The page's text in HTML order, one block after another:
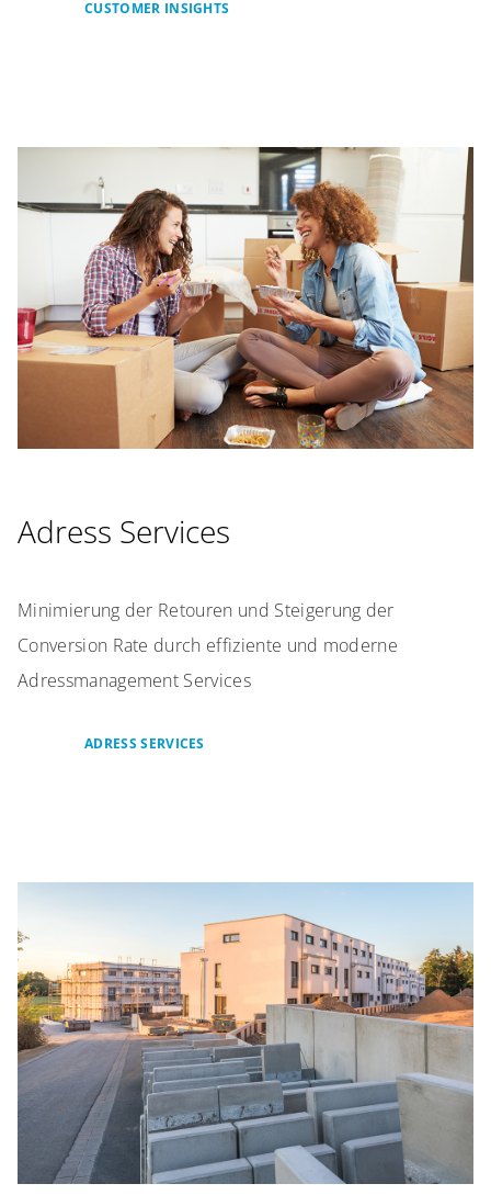
CUSTOMER INSIGHTS
Adress Services
Minimierung der Retouren und Steigerung der
Conversion Rate durch effiziente und moderne
Adressmanagement Services
ADRESS SERVICES